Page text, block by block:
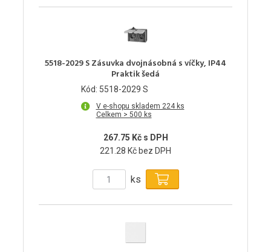
5518-2029 S Zásuvka dvojnásobná s víčky, IP44
Praktik šedá
Kód: 5518-2029 S
V e-shopu skladem 224 ks
Celkem > 500 ks
267.75 Kč s DPH
221.28 Kč bez DPH
ks